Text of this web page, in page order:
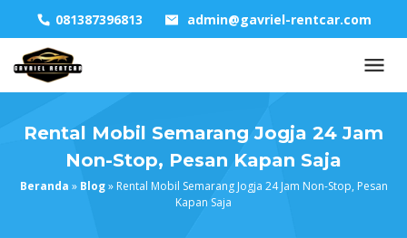
content
081387396813 admin@gavriel-rentcar.com
Rental Mobil Semarang Jogja 24 Jam
Non-Stop, Pesan Kapan Saja
Beranda » Blog» Rental Mobil Semarang Jogja 24 Jam Non-Stop, Pesan
Kapan Saja